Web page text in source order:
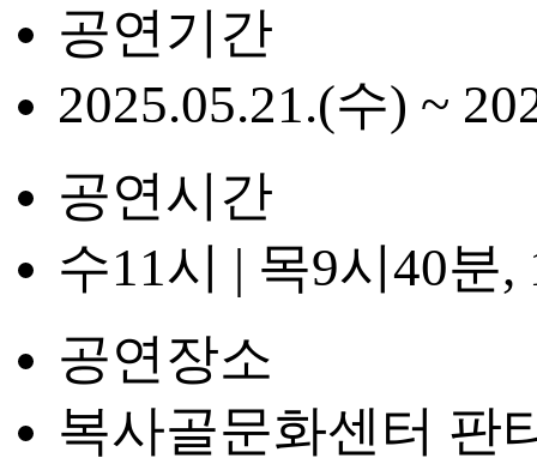
공연기간
2025.05.21.(수) ~
공연시간
수11시 | 목9시40분,
공연장소
복사골문화센터 판